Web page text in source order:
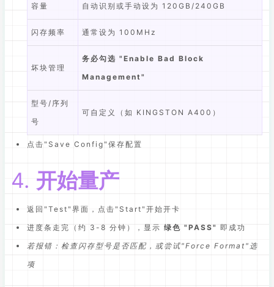
容量 自动识别或手动设为 120GB/240GB
闪存频率 通常设为 100MHz
坏块管理
务必勾选 "Enable Bad Block
Management"
型号/序列
号
可自定义（如 KINGSTON A400）
点击"Save Config"保存配置
4. 开始量产
返回"Test"界面，点击"Start"开始开卡
进度条走完（约 3-8 分钟），显示绿色 "PASS" 即成功
若报错：检查闪存型号是否匹配，或尝试"Force Format"选
项